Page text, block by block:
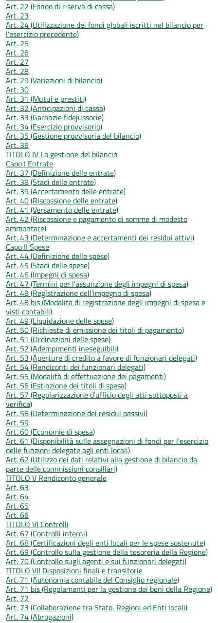
Art. 22 (Fondo di riserva di cassa)
Art. 23
Art. 24 (Utilizzazione dei fondi globali iscritti nel bilancio per
l’esercizio precedente)
Art. 25
Art. 26
Art. 27
Art. 28
Art. 29 (Variazioni di bilancio)
Art. 30
Art. 31 (Mutui e prestiti)
Art. 32 (Anticipazioni di cassa)
Art. 33 (Garanzie fidejussorie)
Art. 34 (Esercizio provvisorio)
Art. 35 (Gestione provvisoria del bilancio)
Art. 36
TITOLO IV La gestione del bilancio
Capo I Entrate
Art. 37 (Definizione delle entrate)
Art. 38 (Stadi delle entrate)
Art. 39 (Accertamento delle entrate)
Art. 40 (Riscossione delle entrate)
Art. 41 (Versamento delle entrate)
Art. 42 (Riscossione e pagamento di somme di modesto
ammontare)
Art. 43 (Determinazione e accertamenti dei residui attivi)
Capo II Spese
Art. 44 (Definizione delle spese)
Art. 45 (Stadi delle spese)
Art. 46 (Impegni di spesa)
Art. 47 (Termini per l'assunzione degli impegni di spesa)
Art. 48 (Registrazione dell'impegno di spesa)
Art. 48 bis (Modalità di registrazione degli impegni di spesa e
visti contabili)
Art. 49 (Liquidazione delle spese)
Art. 50 (Richieste di emissione dei titoli di pagamento)
Art. 51 (Ordinazioni delle spese)
Art. 52 (Adempimenti ineseguibili)
Art. 53 (Aperture di credito a favore di funzionari delegati)
Art. 54 (Rendiconti dei funzionari delegati)
Art. 55 (Modalità di effettuazione dei pagamenti)
Art. 56 (Estinzione dei titoli di spesa)
Art. 57 (Regolarizzazione d'ufficio degli atti sottoposti a
verifica)
Art. 58 (Determinazione dei residui passivi)
Art. 59
Art. 60 (Economie di spesa)
Art. 61 (Disponibilità sulle assegnazioni di fondi per l'esercizio
delle funzioni delegate agli enti locali)
Art. 62 (Utilizzo dei dati relativi alla gestione di bilancio da
parte delle commissioni consiliari)
TITOLO V Rendiconto generale
Art. 63
Art. 64
Art. 65
Art. 66
TITOLO VI Controlli
Art. 67 (Controlli interni)
Art. 68 (Certificazioni degli enti locali per le spese sostenute)
Art. 69 (Controllo sulla gestione della tesoreria della Regione)
Art. 70 (Controllo sugli agenti e sui funzionari delegati)
TITOLO VII Disposizioni finali e transitorie
Art. 71 (Autonomia contabile del Consiglio regionale)
Art. 71 bis (Regolamenti per la gestione dei beni della Regione)
Art. 72
Art. 73 (Collaborazione tra Stato, Regioni ed Enti locali)
Art. 74 (Abrogazioni)